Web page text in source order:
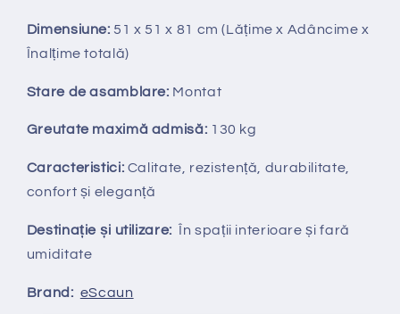
Dimensiune: 51 x 51 x 81 cm(Lățime x Adâncime x
Înalțime totală)
Stare de asamblare: Montat
Greutate maximă admisă: 130 kg
Caracteristici: Calitate, rezistență, durabilitate,
confort și eleganță
Destinație și utilizare: În spații interioare și fară
umiditate
Brand: eScaun